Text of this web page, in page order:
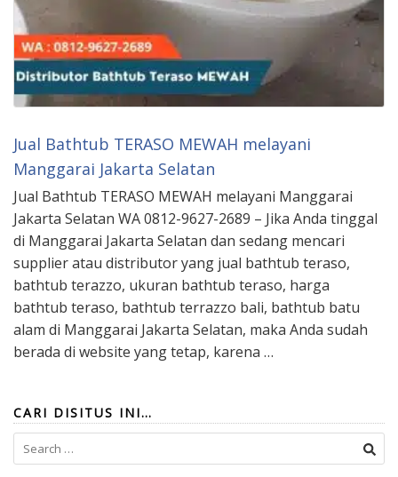
Jual Bathtub TERASO MEWAH melayani
Manggarai Jakarta Selatan
Jual Bathtub TERASO MEWAH melayani Manggarai
Jakarta Selatan WA 0812-9627-2689 – Jika Anda tinggal
di Manggarai Jakarta Selatan dan sedang mencari
supplier atau distributor yang jual bathtub teraso,
bathtub terazzo, ukuran bathtub teraso, harga
bathtub teraso, bathtub terrazzo bali, bathtub batu
alam di Manggarai Jakarta Selatan, maka Anda sudah
berada di website yang tetap, karena …
CARI DISITUS INI…
for: